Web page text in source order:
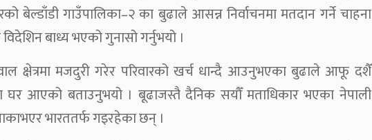
बेल्डाँडी गाउँपालिका–२ का बुढाले आसन्न निर्वाचनमा मतदान गर्ने चाहना
बाध्य भएको गुनासो गर्नुभयो ।
क्षेत्रमा मजदुरी गरेर परिवारको खर्च धान्दै आउनुभएका बुढाले आफू दशैँ
घर आएको बताउनुभयो । बूढाजस्तै दैनिक सयौँ मताधिकार भएका नेपाली
भारततर्फ गइरहेका छन् ।